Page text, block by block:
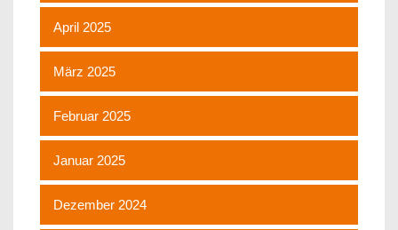
April 2025
März 2025
Februar 2025
Januar 2025
Dezember 2024